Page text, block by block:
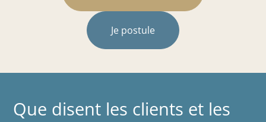
Je postule
Que disent les clients et les